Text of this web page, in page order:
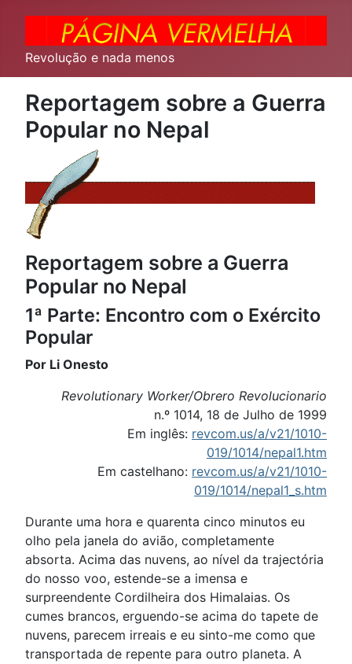
Revolução e nada menos
Reportagem sobre a Guerra
Popular no Nepal
Reportagem sobre a Guerra
Popular no Nepal
1ª Parte: Encontro com o Exército
Popular
Por Li Onesto
Revolutionary Worker/Obrero Revolucionario
n.º 1014, 18 de Julho de 1999
Em inglês: revcom.us/a/v21/1010-
019/1014/nepal1.htm
Em castelhano: revcom.us/a/v21/1010-
019/1014/nepal1_s.htm
Durante uma hora e quarenta cinco minutos eu
olho pela janela do avião, completamente
absorta. Acima das nuvens, ao nível da trajectória
do nosso voo, estende-se a imensa e
surpreendente Cordilheira dos Himalaias. Os
cumes brancos, erguendo-se acima do tapete de
nuvens, parecem irreais e eu sinto-me como que
transportada de repente para outro planeta. A